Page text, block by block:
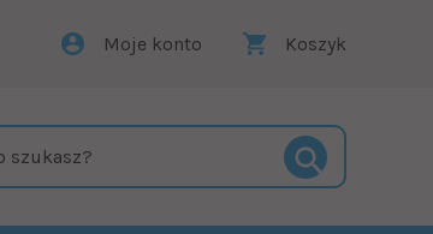
Moje konto Koszyk